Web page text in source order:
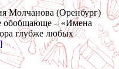
Молчанова (Оренбург)
обобщающе – «Имена
глубже любых